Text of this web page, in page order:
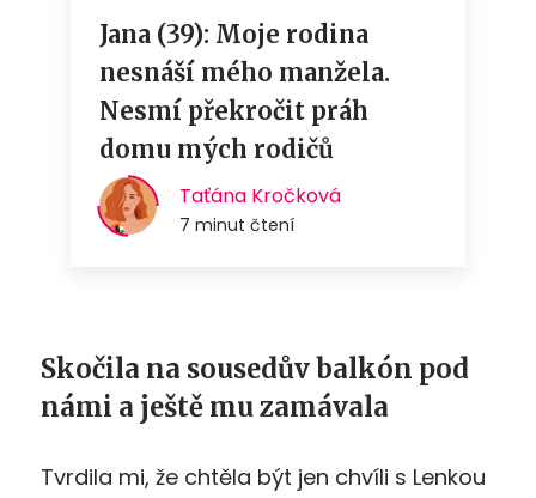
Skočila na sousedův balkón pod
námi a ještě mu zamávala
Tvrdila mi, že chtěla být jen chvíli s Lenkou